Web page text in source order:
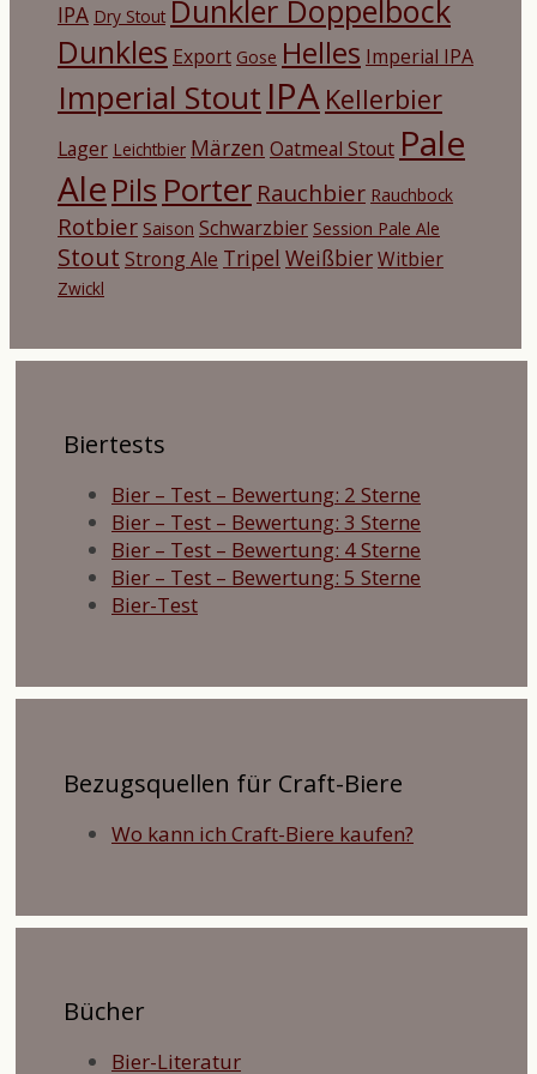
IPA Dry Stout Dunkler Doppelbock
Dunkles Export Gose Helles Imperial IPA
Imperial Stout IPA Kellerbier
Lager Leichtbier Märzen Oatmeal Stout Pale
Ale Pils Porter Rauchbier Rauchbock
Rotbier Saison Schwarzbier Session Pale Ale
Stout Strong Ale Tripel WeißbierWitbier
Zwickl
Biertests
Bier – Test – Bewertung: 2 Sterne
Bier – Test – Bewertung: 3 Sterne
Bier – Test – Bewertung: 4 Sterne
Bier – Test – Bewertung: 5 Sterne
Bier-Test
Bezugsquellen für Craft-Biere
Wo kann ich Craft-Biere kaufen?
Bücher
Bier-Literatur